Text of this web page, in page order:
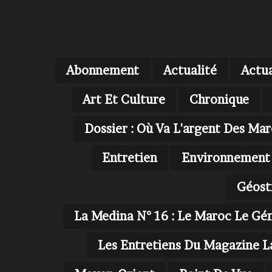
Abonnement Actualité
Art Et Culture
Chronique
Dossier : Où Va L'argent Des
Entretien
Environnement
La Medina N° 16 : Le Maroc Le
Les Entretiens Du Magazine